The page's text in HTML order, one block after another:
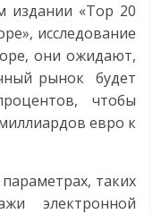
издании «Top 20
исследование
они ожидают,
рынок будет
чтобы
евро к
таких
электронной